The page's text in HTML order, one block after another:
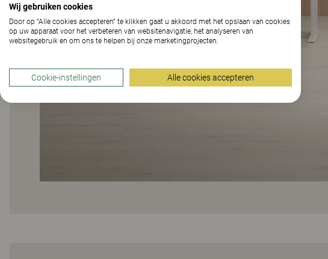
Wij gebruiken cookies
Door op “Alle cookies accepteren” te klikken gaat u akkoord met het opslaan van cookies
op uw apparaat voor het verbeteren van websitenavigatie, het analyseren van
websitegebruik en om ons te helpen bij onze marketingprojecten.
Cookie-instellingen Alle cookies accepteren